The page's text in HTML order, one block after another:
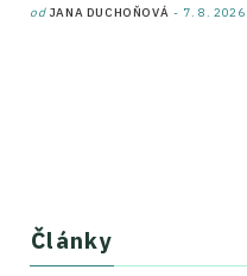
od JANA DUCHOŇOVÁ 7. 8. 2026
Články